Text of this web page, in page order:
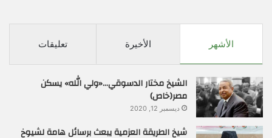
الأشهر الأخيرة تعليقات
الشيخ مختار الدسوقي…«ولي الله» يسكن
مصر(خاص)
ديسمبر 12, 2020
شيخ الطريقة العزمية يبعث برسائل هامة لشيوخ